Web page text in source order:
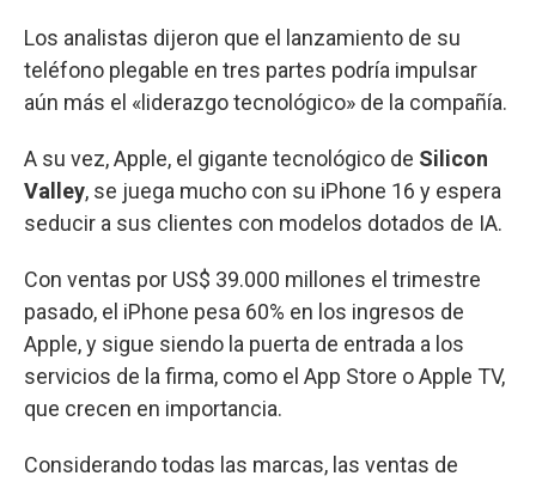
Los analistas dijeron que el lanzamiento de su
teléfono plegable en tres partes podría impulsar
aún más el «liderazgo tecnológico» de la compañía.
A su vez, Apple, el gigante tecnológico de Silicon
Valley, se juega mucho con su iPhone 16 y espera
seducir a sus clientes con modelos dotados de IA.
Con ventas por US$ 39.000 millones el trimestre
pasado, el iPhone pesa 60% en los ingresos de
Apple, y sigue siendo la puerta de entrada a los
servicios de la firma, como el App Store o Apple TV,
que crecen en importancia.
Considerando todas las marcas, las ventas de